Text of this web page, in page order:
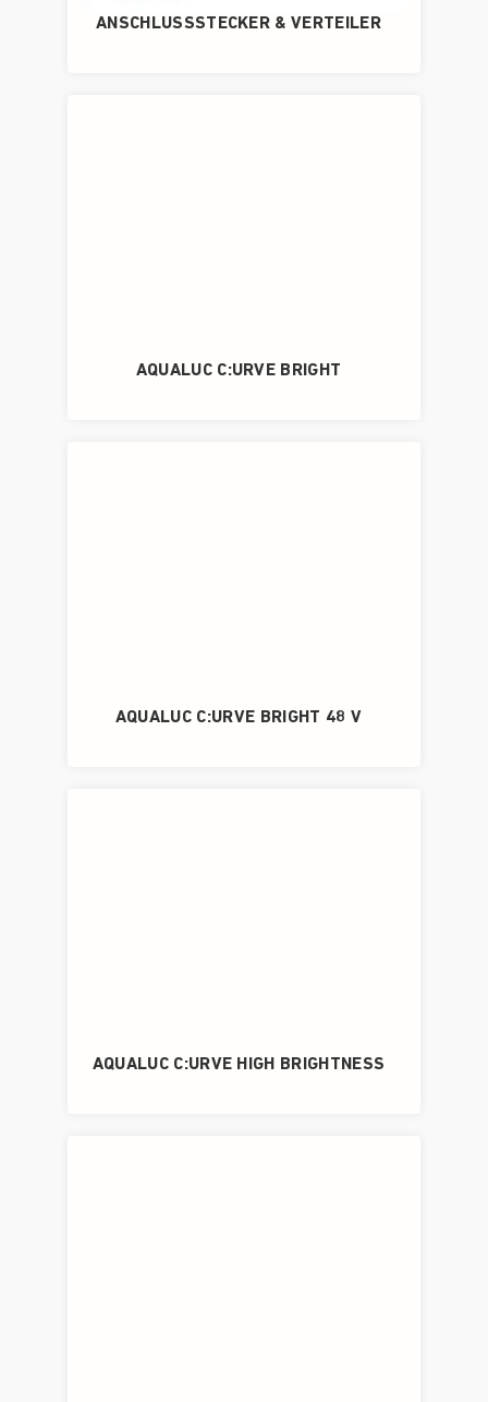
ANSCHLUSSSTECKER & VERTEILER
AQUALUC C:URVE BRIGHT
AQUALUC C:URVE BRIGHT 48 V
AQUALUC C:URVE HIGH BRIGHTNESS